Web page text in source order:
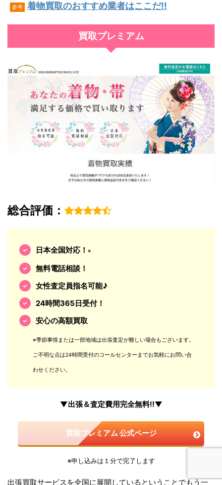
参考 着物買取のおすすめ業者はここだ!!
買取プレミアム
総合評価：
日本全国対応！ ※
無料電話相談！
女性査定員指名可能♪
24時間365日受付！
安心の高額買取
※季節事情または一部地域は出張査定が難しい場合もございます。
ご不明な点は24時間受付のコールセンターまでお気軽にお問い合
わせください。
▼出張＆査定費用完全無料!!▼
買取プレミアム 公式ページ
※申し込みは１分で完了します
出張買取サービスを全国に展開しているということでもう一